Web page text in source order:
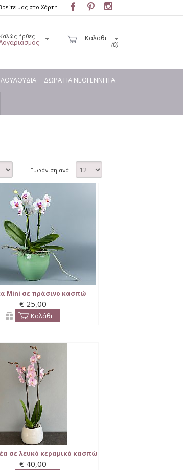
μας στο Χάρτη
Καλώς ήρθες Καλάθι
(0)
ΔΩΡΑ ΓΙΑ ΝΕΟΓΕΝΝΗΤΑ
Εμφάνιση ανά
Mini σε πράσινο κασπώ
€ 25,00
Καλάθι
σε λευκό κεραμικό κασπώ
€ 40,00